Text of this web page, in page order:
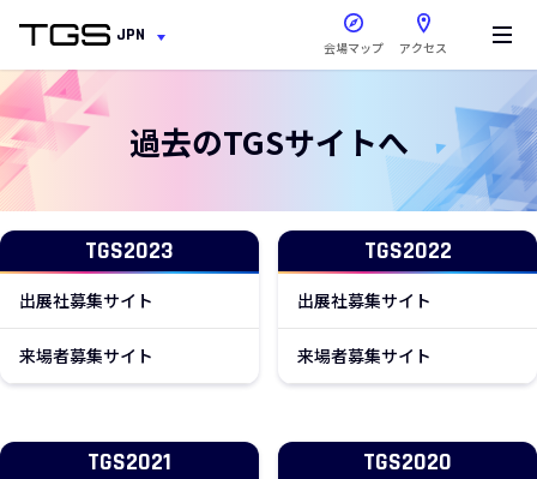
JPN
会場マップ アクセス
新しいウィンドウで開きま
過去のTGSサイトへ
TGS2023
出展社募集サイト 新しいウィンドウで開きます
来場者募集サイト 新しいウィンドウで開きます
TGS2022
出展社募集サイト
来場者募集サイト
TGS2021 TGS2020